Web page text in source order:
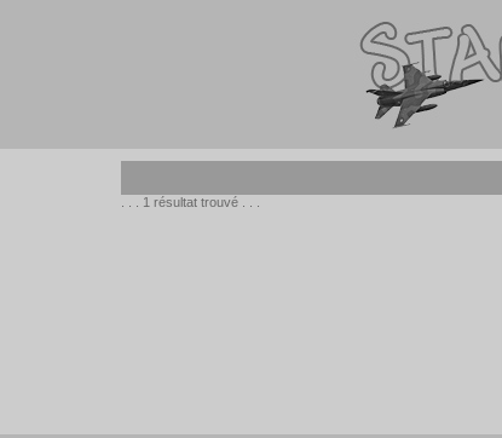
. . . 1 résultat trouvé . . .